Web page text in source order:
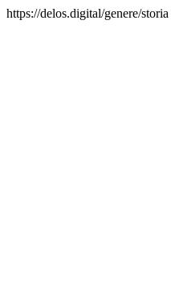
https://delos.digital/genere/storia